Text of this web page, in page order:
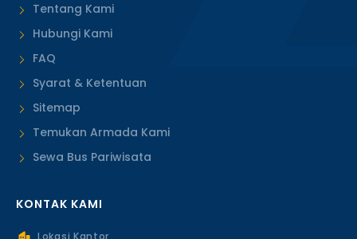
Tentang Kami
Hubungi Kami
FAQ
Syarat & Ketentuan
Sitemap
Temukan Armada Kami
Sewa Bus Pariwisata
KONTAK KAMI
Lokasi Kantor